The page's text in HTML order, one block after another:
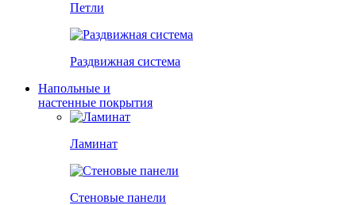
Петли
Раздвижная система
Напольные и
настенные покрытия
Ламинат
Стеновые панели